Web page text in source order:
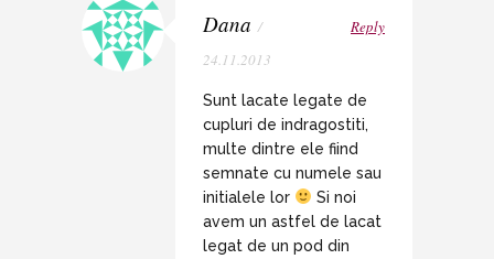
Dana /
24.11.2013
Reply
Sunt lacate legate de
cupluri de indragostiti,
multe dintre ele fiind
semnate cu numele sau
initialele lor
Si noi
avem un astfel de lacat
legat de un pod din